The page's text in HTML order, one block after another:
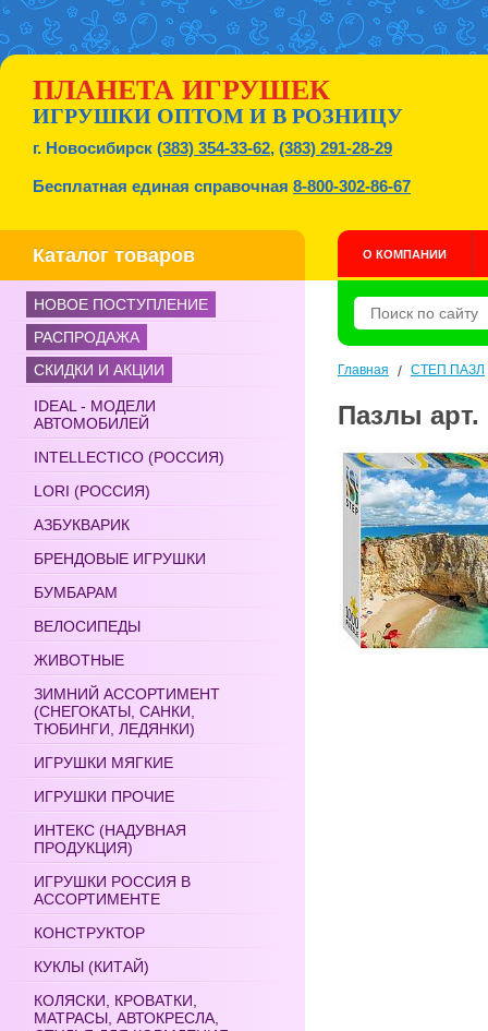
ПЛАНЕТА ИГРУШЕК
ИГРУШКИ ОПТОМ И В РОЗНИЦУ
г. Новосибирск (383) 354-33-62, (383) 291-28-29
Бесплатная единая справочная 8-800-302-86-67
Каталог товаров О КОМПАНИИ
НОВОЕ ПОСТУПЛЕНИЕ
РАСПРОДАЖА
СКИДКИ И АКЦИИ
IDEAL - МОДЕЛИ
АВТОМОБИЛЕЙ
INTELLECTICO (РОССИЯ)
LORI (РОССИЯ)
АЗБУКВАРИК
БРЕНДОВЫЕ ИГРУШКИ
БУМБАРАМ
ВЕЛОСИПЕДЫ
ЖИВОТНЫЕ
ЗИМНИЙ АССОРТИМЕНТ
(СНЕГОКАТЫ, САНКИ,
ТЮБИНГИ, ЛЕДЯНКИ)
ИГРУШКИ МЯГКИЕ
ИГРУШКИ ПРОЧИЕ
ИНТЕКС (НАДУВНАЯ
ПРОДУКЦИЯ)
ИГРУШКИ РОССИЯ В
АССОРТИМЕНТЕ
КОНСТРУКТОР
КУКЛЫ (КИТАЙ)
КОЛЯСКИ, КРОВАТКИ,
МАТРАСЫ, АВТОКРЕСЛА,
Главная / СТЕП ПАЗЛ
Пазлы арт.